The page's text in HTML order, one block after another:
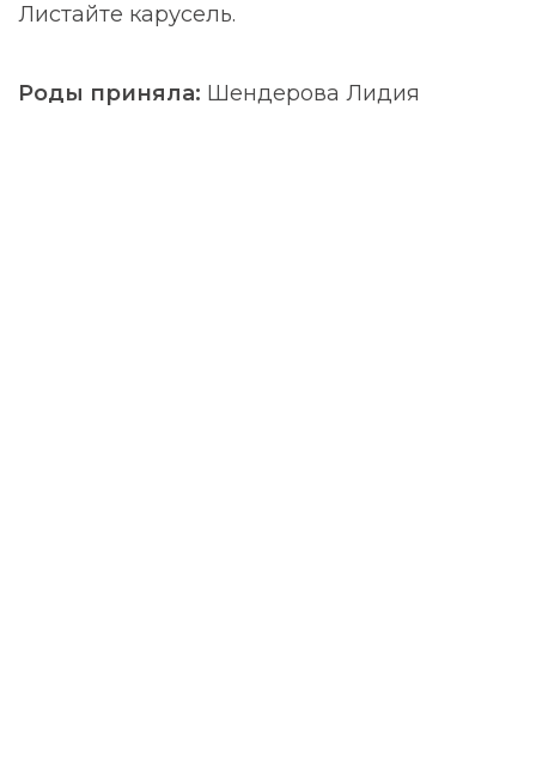
Листайте карусель.
Роды приняла: Шендерова Лидия